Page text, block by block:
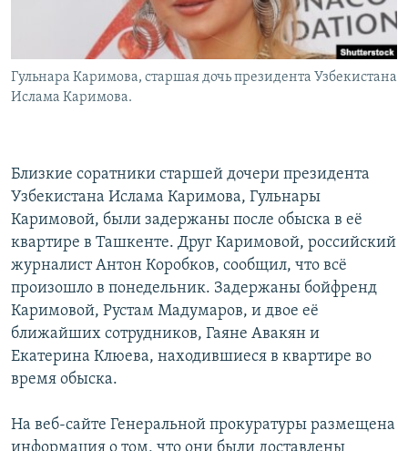
Гульнара Каримова, старшая дочь президента Узбекистана
Ислама Каримова.
Близкие соратники старшей дочери президента
Узбекистана Ислама Каримова, Гульнары
Каримовой, были задержаны после обыска в её
квартире в Ташкенте. Друг Каримовой, российский
журналист Антон Коробков, сообщил, что всё
произошло в понедельник. Задержаны бойфренд
Каримовой, Рустам Мадумаров, и двое её
ближайших сотрудников, Гаяне Авакян и
Екатерина Клюева, находившиеся в квартире во
время обыска.
На веб-сайте Генеральной прокуратуры размещена